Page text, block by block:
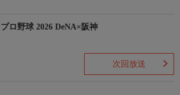
プロ野球 2026 DeNA×阪神
次回放送